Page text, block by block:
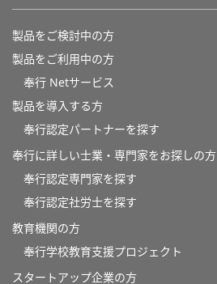
製品をご検討中の方
製品をご利用中の方
奉行 Netサービス
製品を導入する方
奉行認定パートナーを探す
奉行に詳しい士業・専門家をお探しの方
奉行認定専門家を探す
奉行認定社労士を探す
教育機関の方
奉⾏学校教育⽀援プロジェクト
スタートアップ企業の方